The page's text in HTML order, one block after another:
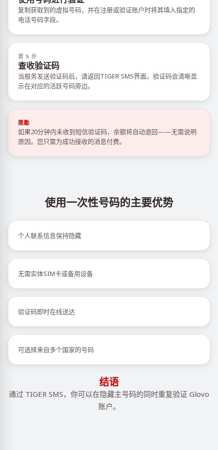
复制获取到的虚拟号码，并在注册或验证账户时将其填入指定的
电话号码字段。
第 5 步
查收验证码
当服务发送验证码后，请返回TIGER SMS界面。验证码会清晰显
示在对应的活跃号码旁边。
獎勵
如果20分钟内未收到短信验证码，余额将自动退回——无需说明
原因。您只需为成功接收的消息付费。
使用一次性号码的主要优势
个人联系信息保持隐藏
无需实体SIM卡或备用设备
验证码即时在线送达
可选择来自多个国家的号码
结语
通过 TIGER SMS，你可以在隐藏主号码的同时重复验证 Glovo
账户。